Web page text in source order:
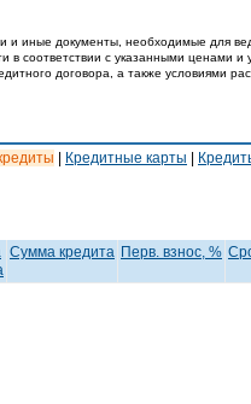
иные документы, необходимые для
в соответствии с указанными ценами и
договора, а также условиями
Кредитные карты
Cумма кредита Перв. взнос, %